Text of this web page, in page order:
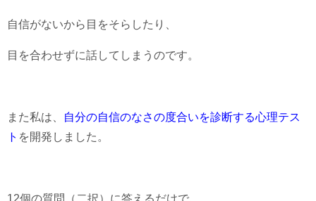
自信がないから目をそらしたり、
目を合わせずに話してしまうのです。
また私は、
自分の自信のなさの度合いを診断する心理テス
ト を開発しました。
12個の質問（二択）に答えるだけで、